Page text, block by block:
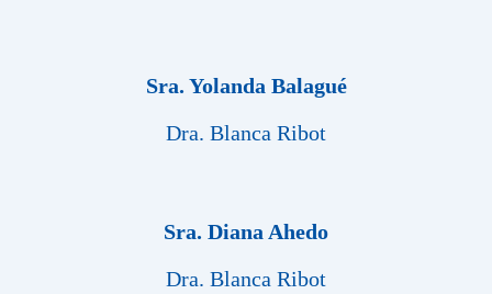
Sra. Yolanda Balagué
Dra. Blanca Ribot
Sra. Diana Ahedo
Dra. Blanca Ribot